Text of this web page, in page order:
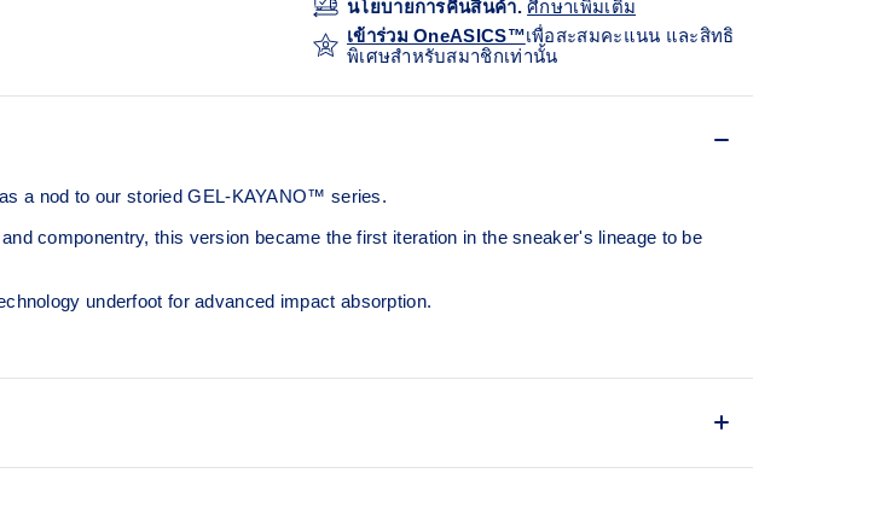
นโยบายการคืนสินค้า.ศีกษาเพิ่มเติม
เข้าร่วม OneASICS™เพื่อสะสมคะแนน และสิทธิ
พิเศษสำหรับสมาชิกเท่านั้น
a nod to our storied GEL-KAYANO™ series.
componentry, this version became the first iteration in the sneaker's lineage to be
underfoot for advanced impact absorption.